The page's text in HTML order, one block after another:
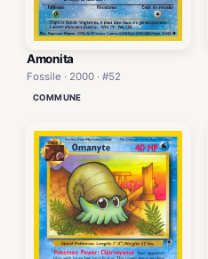
Amonita
Fossile · 2000 · #52
COMMUNE